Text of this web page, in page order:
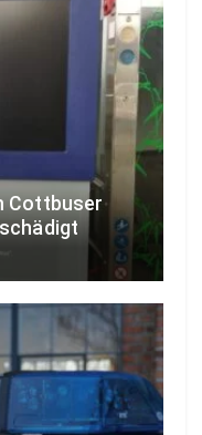
Cottbuser